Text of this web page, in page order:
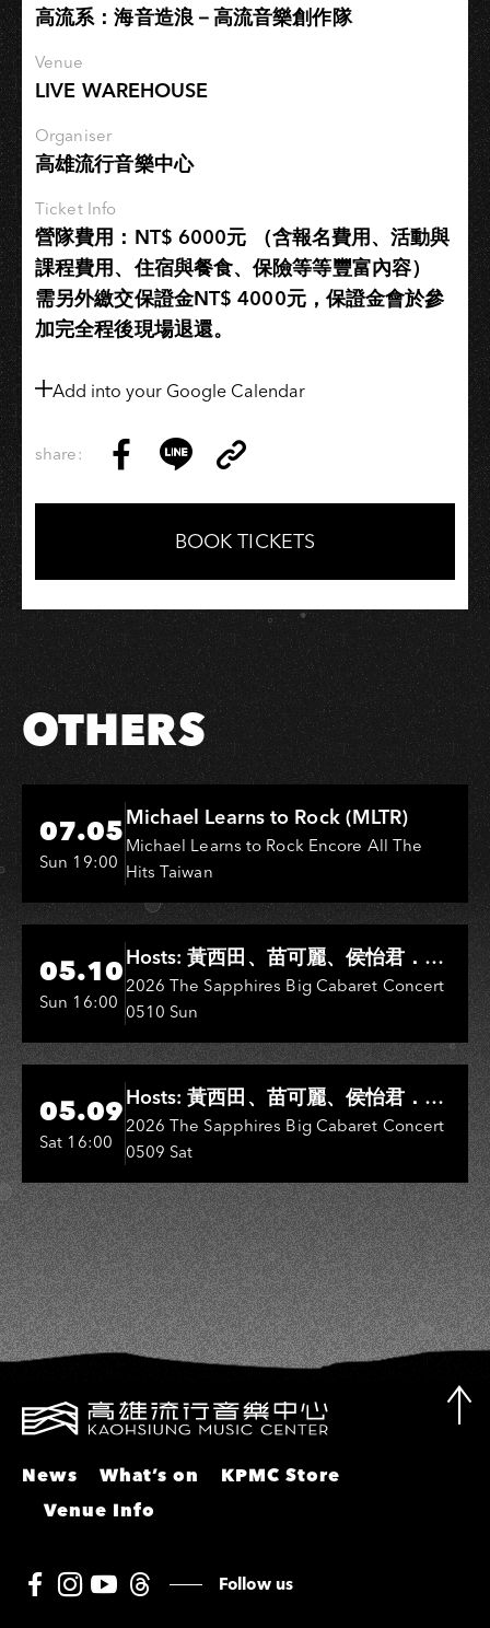
高
場
高流系：海音造浪－高流音樂創作隊
Venue
LIVE WAREHOUSE
Organiser
高雄流行音樂中心
Ticket Info
營隊費用：NT$ 6000元​ （含報名費用、活動與
課程費用、住宿與餐食、保險等等豐富內容）
需另外繳交保證金NT$ 4000元，保證金會於參
加完全程後現場退還。
Add into your Google Calendar
share:
on
Facebook
on
LINE
Link
Copy
BOOK TICKETS
OTHERS
Hi-Ing Music Hall
07.05
Sun 19:00
Michael Learns to Rock (MLTR)
Michael Learns to Rock Encore All The
Hits Taiwan
Hi-Ing Music Hall
05.10
Sun 16:00
Hosts: 黃西田、苗可麗、侯怡君．
Entertainers: 葉啟田、鳥來嬤-吳
敏、王彩樺、王瑞霞、吳淑敏、施文
彬、邵大倫、曹雅雯、陳孟賢、黃露
瑤
2026 The Sapphires Big Cabaret Concert
0510 Sun
Hi-Ing Music Hall
05.09
Sat 16:00
Hosts: 黃西田、苗可麗、侯怡君．
Entertainers: 葉啟田、鳥來嬤-吳
敏、張秀卿、王彩樺、吳淑敏、施文
彬、邵大倫、曹雅雯、陳孟賢、黃露
瑤
2026 The Sapphires Big Cabaret Concert
0509 Sat
News What’s on
KPMC Store
Venue Info
Follow us